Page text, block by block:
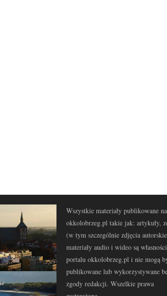
Wszystkie materiały publikowane
okkolobrzeg.pl takie jak: artykuły,
(w tym szczególnie zdjęcia
materiały audio i wideo są
portalu okkolobrzeg.pl i nie mogą
publikowane lub wykorzystywane
zgody redakcji. Wszelkie prawa